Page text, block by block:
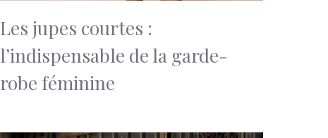
Les jupes courtes :
l’indispensable de la garde-
robe féminine